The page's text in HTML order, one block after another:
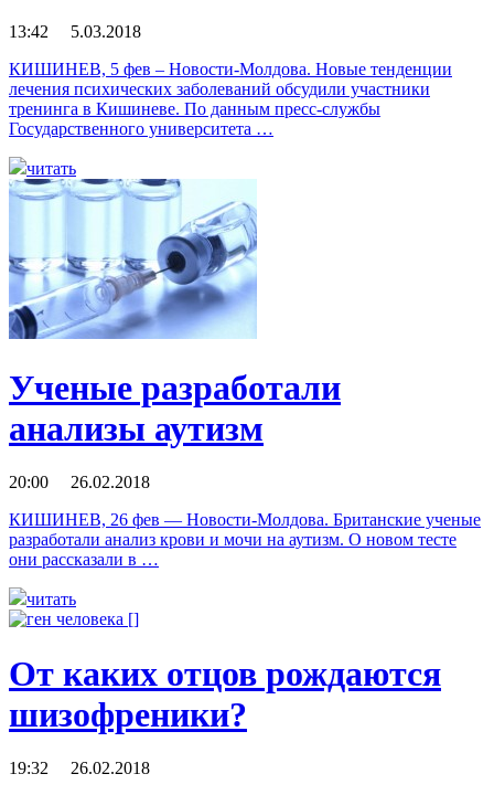
13:42 5.03.2018
КИШИНЕВ, 5 фев – Новости-Молдова. Новые тенденции
лечения психических заболеваний обсудили участники
тренинга в Кишиневе. По данным пресс-службы
Государственного университета …
читать
Ученые разработали
анализы аутизм
20:00 26.02.2018
КИШИНЕВ, 26 фев — Новости-Молдова. Британские ученые
разработали анализ крови и мочи на аутизм. О новом тесте
они рассказали в …
читать
От каких отцов рождаются
шизофреники?
19:32 26.02.2018